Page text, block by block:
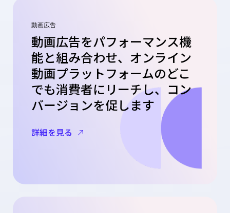
動画広告
動画広告をパフォーマンス機
能と組み合わせ、オンライン
動画プラットフォームのどこ
でも消費者にリーチし、コン
バージョンを促します
詳細を見る